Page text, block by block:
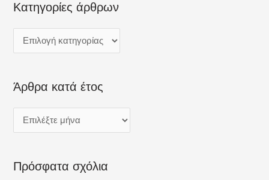
τ
σ
:
Κατηγορίες άρθρων
Άρθρα κατά έτος
Πρόσφατα σχόλια